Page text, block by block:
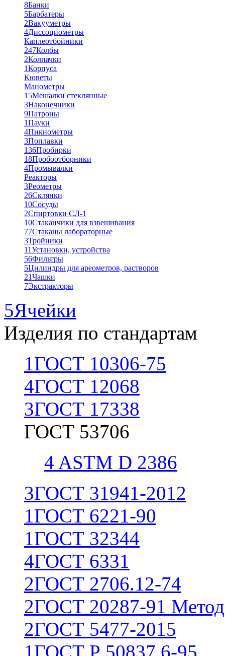
8Банки
5Барбатеры
2Вакууметры
4Диссоциометры
Каплеотбойники
247Колбы
2Колпачки
1Корпуса
Кюветы
Манометры
15Мешалки стеклянные
3Наконечники
9Патроны
1Пауки
4Пикнометры
3Поплавки
136Пробирки
18Пробоотборники
4Промывалки
Реакторы
3Реометры
26Склянки
10Сосуды
2Спиртовки СЛ-1
10Стаканчики для взвешивания
77Стаканы лабораторные
3Тройники
11Установки, устройства
56Фильтры
5Цилиндры для ареометров, растворов
21Чашки
7Экстракторы
5Ячейки
Изделия по стандартам
1ГОСТ 10306-75
4ГОСТ 12068
3ГОСТ 17338
ГОСТ 53706
4 ASTM D 2386
3ГОСТ 31941-2012
1ГОСТ 6221-90
1ГОСТ 32344
4ГОСТ 6331
2ГОСТ 2706.12-74
2ГОСТ 20287-91
2ГОСТ 5477-2015